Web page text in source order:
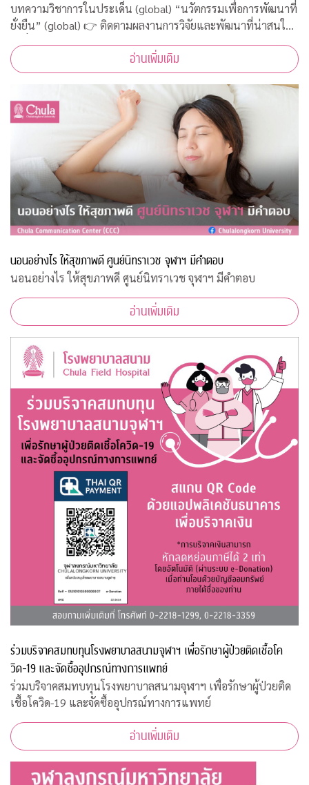
บทความวิชาการในประเด็น (global) “นวัตกรรมเพื่อการพัฒนาที่
ยั่งยืน” (global) 👉 ติดตามผลงานการวิจัยและพัฒนาที่น่าสนใจ
ได้ที่ http://www.journal.unisearch.chula.ac.th/th
อ่านเพิ่มเติม
นอนอย่างไร ให้สุขภาพดี ศูนย์นิทราเวช จุฬาฯ มีคำตอบ
นอนอย่างไร ให้สุขภาพดี ศูนย์นิทราเวช จุฬาฯ มีคำตอบ
อ่านเพิ่มเติม
ร่วมบริจาคสมทบทุนโรงพยาบาลสนามจุฬาฯ เพื่อรักษาผู้ป่วยติดเชื้อโค
วิด-19 และจัดซื้ออุปกรณ์ทางการแพทย์
ร่วมบริจาคสมทบทุนโรงพยาบาลสนามจุฬาฯ เพื่อรักษาผู้ป่วยติด
เชื้อโควิด-19 และจัดซื้ออุปกรณ์ทางการแพทย์
อ่านเพิ่มเติม